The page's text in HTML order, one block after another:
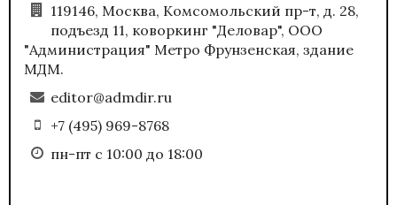
119146, Москва, Комсомольский пр-т, д. 28,
подъезд 11, коворкинг "Деловар", ООО
"Администрация" Метро Фрунзенская, здание
МДМ.
editor@admdir.ru
+7 (495) 969-8768
пн-пт с 10:00 до 18:00